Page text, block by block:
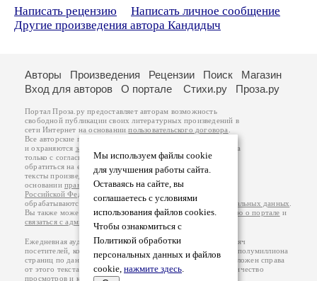
Написать рецензию
Написать личное сообщение
Другие произведения автора Кандидыч
Мы используем файлы cookie
для улучшения работы сайта.
Оставаясь на сайте, вы
соглашаетесь с условиями
использования файлов cookies.
Чтобы ознакомиться с
Политикой обработки
персональных данных и файлов
cookie, нажмите здесь.
Авторы Произведения Рецензии Поиск
Магазин
Вход для авторов
О портале Стихи.ру Проза.ру
Портал Проза.ру предоставляет авторам возможность
свободной публикации своих литературных произведений в
сети Интернет на основаниипользовательского договора
Все авторские права на произведения принадлежат авторам
и охраняются законом
. Перепечатка произведений возможна
только с согласия его автора, к которому вы можете
обратиться на его авторской странице. Ответственность за
тексты произведений авторы несут самостоятельно на
основанииправил публикацииизаконодательства
Российской Федерации
обрабатываются на основанииПолитики обработки персональных данных
Вы также можете посмотреть более подробнуюинформацию о портале и
связаться с администрацией
Ежедневная аудитория портала Проза.ру – порядка 100 тысяч
посетителей, которые в общей сумме просматривают более полумиллиона
страниц по данным счетчика посещаемости, который расположен справа
от этого текста. В каждой графе указано по две цифры: количество
просмотров и количество посетителей.